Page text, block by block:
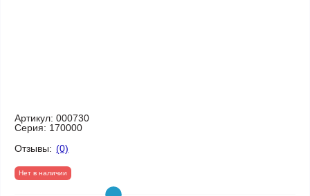
Артикул: 000730
Серия: 170000
Отзывы: (0)
Нет в наличии